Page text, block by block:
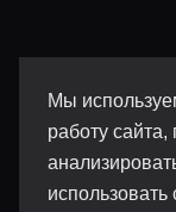
Мы
работу сайта,